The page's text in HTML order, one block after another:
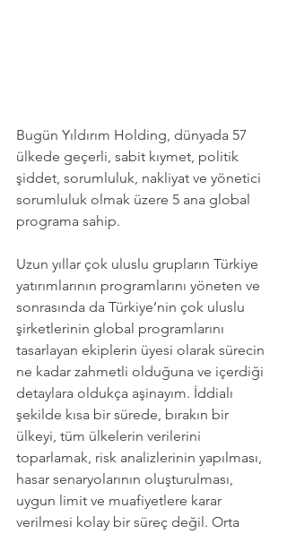
Bugün Yıldırım Holding, dünyada 57
ülkede geçerli, sabit kıymet, politik
şiddet, sorumluluk, nakliyat ve yönetici
sorumluluk olmak üzere 5 ana global
programa sahip.
Uzun yıllar çok uluslu grupların Türkiye
yatırımlarının programlarını yöneten ve
sonrasında da Türkiye’nin çok uluslu
şirketlerinin global programlarını
tasarlayan ekiplerin üyesi olarak sürecin
ne kadar zahmetli olduğuna ve içerdiği
detaylara oldukça aşinayım. İddialı
şekilde kısa bir sürede, bırakın bir
ülkeyi, tüm ülkelerin verilerini
toparlamak, risk analizlerinin yapılması,
hasar senaryolarının oluşturulması,
uygun limit ve muafiyetlere karar
verilmesi kolay bir süreç değil. Orta